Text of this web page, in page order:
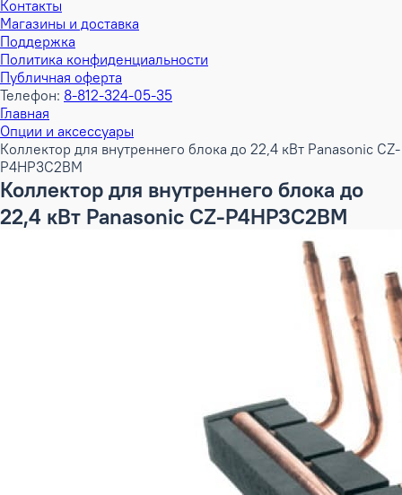
Контакты
Магазины и доставка
Поддержка
Политика конфиденциальности
Публичная оферта
Телефон: 8-812-324-05-35
Главная
Опции и аксессуары
Коллектор для внутреннего блока до 22,4 кВт Panasonic CZ-
P4HP3C2BM
Коллектор для внутреннего блока до
22,4 кВт Panasonic CZ-P4HP3C2BM